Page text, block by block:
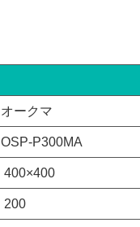
オークマ
OSP-P300MA
400×400
200